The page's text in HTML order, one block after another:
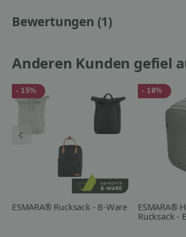
Bewertungen (1)
Anderen Kunden gefiel
- 15%
ESMARA® Rucksack - B-Ware
- 18%
ESMARA®
Rucksack -